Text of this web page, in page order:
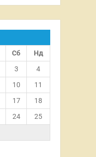
Сб
Нд
3
4
10
11
17
18
24
25